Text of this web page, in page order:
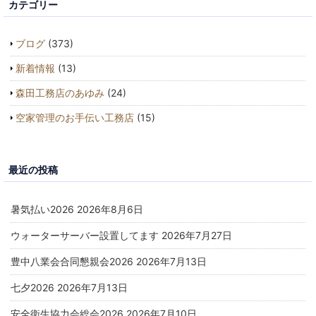
カテゴリー
ブログ (373)
新着情報 (13)
森田工務店のあゆみ (24)
空家管理のお手伝い工務店 (15)
最近の投稿
暑気払い2026 2026年8月6日
ウォーターサーバー設置してます 2026年7月27日
豊中八業会合同懇親会2026 2026年7月13日
七夕2026 2026年7月13日
安全衛生協力会総会2026 2026年7月10日